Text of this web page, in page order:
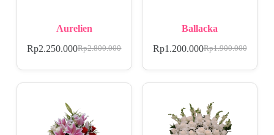
Aurelien
Rp2.800.000
Rp2.250.000
Ballacka
Rp1.900.000
Rp1.200.000